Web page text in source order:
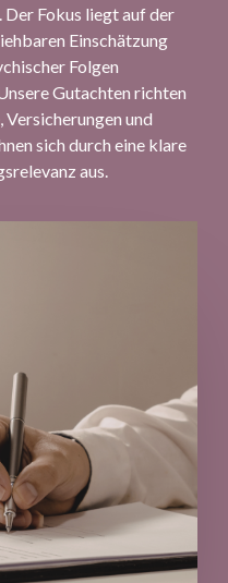
Fokus liegt auf der
Einschätzung
Folgen
Gutachten richten
und
sich durch eine klare
aus.